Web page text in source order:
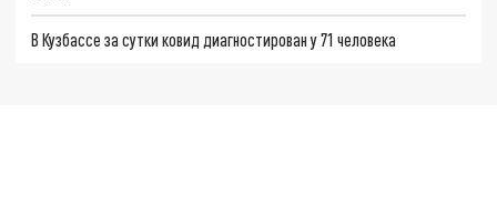
В Кузбассе за сутки ковид диагностирован у 71 человека